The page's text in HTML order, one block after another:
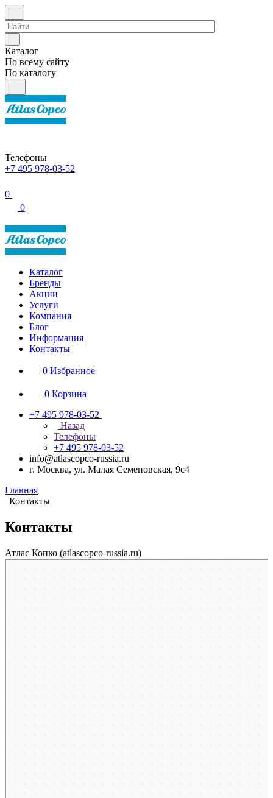
Каталог
По всему сайту
По каталогу
Телефоны
+7 495 978-03-52
0
0
Каталог
Бренды
Акции
Услуги
Компания
Блог
Информация
Контакты
0 Избранное
0 Корзина
+7 495 978-03-52
Назад
Телефоны
+7 495 978-03-52
info@atlascopco-russia.ru
г. Москва, ул. Малая Семеновская, 9с4
Главная
Контакты
Контакты
Атлас Копко (atlascopco-russia.ru)
Москва